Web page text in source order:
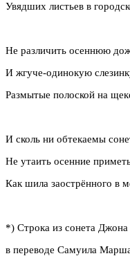
Увядших листьев в
Не различить осеннюю
И жгуче-одинокую
Размытые полоской на
И сколь ни обтекаемы
Не утаить осенние
Как шила заострённого в
*) Строка из сонета Джона
в переводе Самуила